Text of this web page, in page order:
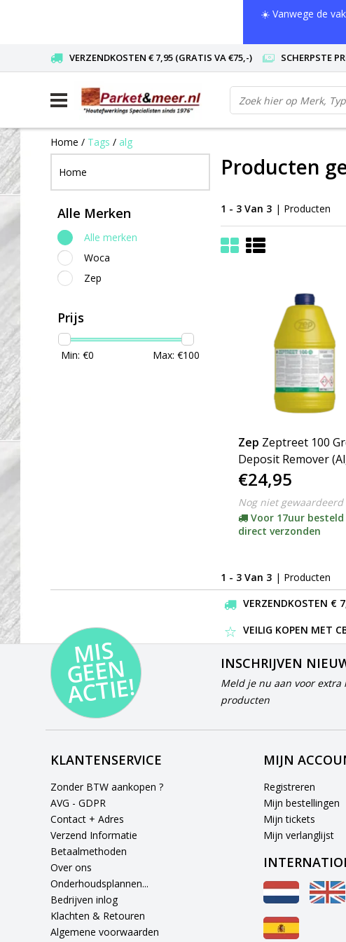
☀️ Vanwege de
VERZENDKOSTEN € 7,95 (GRATIS VA €75,-) SCHERPSTE
Home / Tags / alg
Home
Alle Merken
Alle merken
Woca
Zep
Prijs
Min: €0 Max: €100
Producten
1 - 3 Van 3 | Producten
Zep Zeptreet 100
Deposit Remover
Verwijderaar) (1 en 5
€24,95
Nog niet gewaardeerd
Voor 17uur besteld
direct verzonden
1 - 3 Van 3 | Producten
VERZENDKOSTEN €
VEILIG KOPEN MET
MI
S
G
E
E
N
A
C
TI
E!
INSCHRIJVEN
Meld je nu aan voor
producten
KLANTENSERVICE
Zonder BTW aankopen ?
AVG - GDPR
Contact + Adres
Verzend Informatie
Betaalmethoden
Over ons
Onderhoudsplannen...
Bedrijven inlog
Klachten & Retouren
Algemene voorwaarden
MIJN
Registreren
Mijn bestellingen
Mijn tickets
Mijn verlanglijst